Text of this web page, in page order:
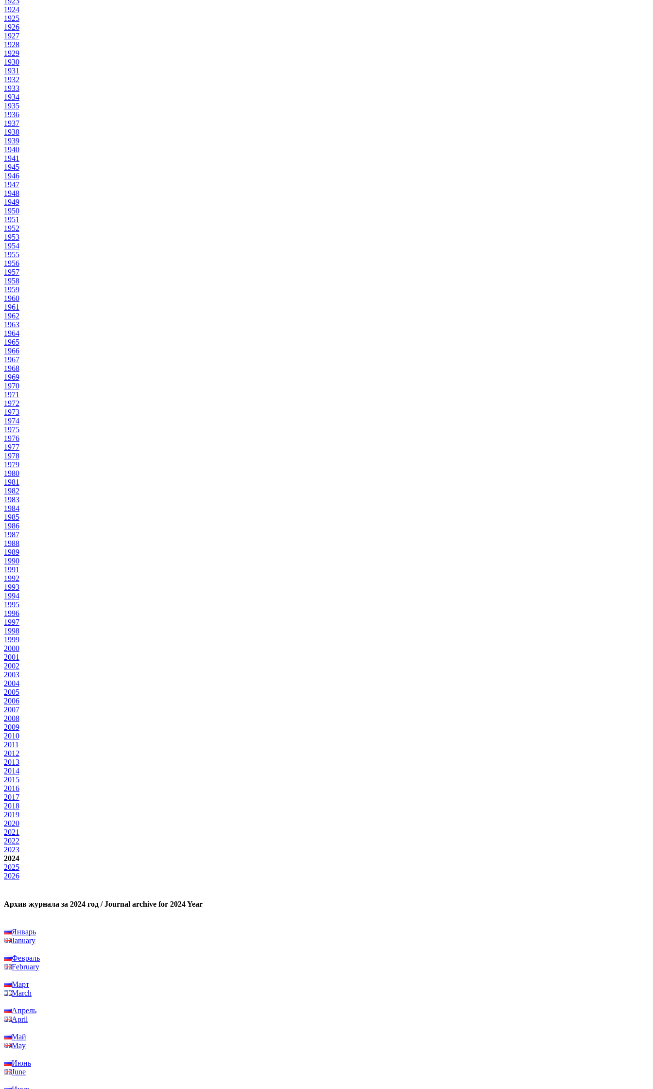
1924
1925
1926
1927
1928
1929
1930
1931
1932
1933
1934
1935
1936
1937
1938
1939
1940
1941
1945
1946
1947
1948
1949
1950
1951
1952
1953
1954
1955
1956
1957
1958
1959
1960
1961
1962
1963
1964
1965
1966
1967
1968
1969
1970
1971
1972
1973
1974
1975
1976
1977
1978
1979
1980
1981
1982
1983
1984
1985
1986
1987
1988
1989
1990
1991
1992
1993
1994
1995
1996
1997
1998
1999
2000
2001
2002
2003
2004
2005
2006
2007
2008
2009
2010
2011
2012
2013
2014
2015
2016
2017
2018
2019
2020
2021
2022
2023
2024
2025
2026
Архив журнала за 2024 год / Journal archive for 2024 Year
Январь
January
Февраль
February
Март
March
Апрель
April
Май
May
Июнь
June